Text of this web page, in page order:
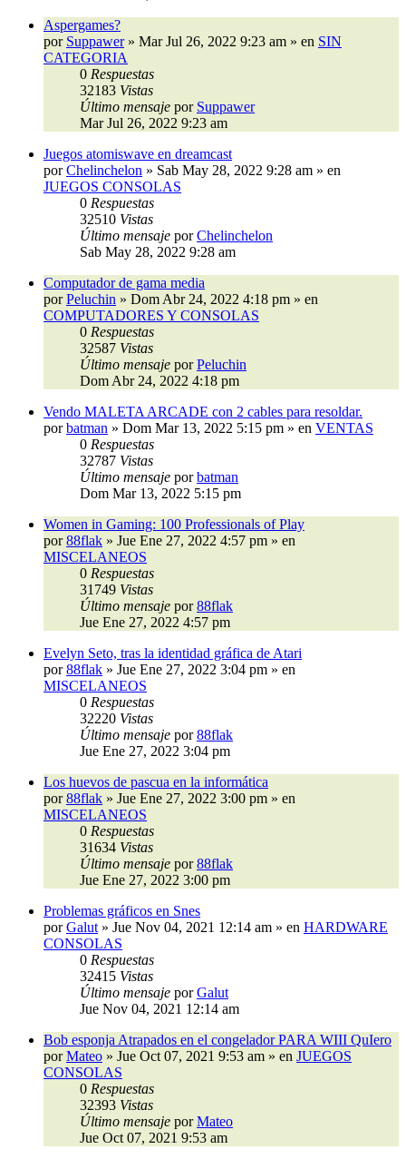
Aspergames?
por Suppawer» Mar Jul 26, 2022 9:23 am » en SIN
CATEGORIA
0 Respuestas
32183 Vistas
Último mensaje por Suppawer
Mar Jul 26, 2022 9:23 am
Juegos atomiswave en dreamcast
porChelinchelon » Sab May 28, 2022 9:28 am » en
JUEGOS CONSOLAS
0 Respuestas
32510 Vistas
Último mensaje porChelinchelon
Sab May 28, 2022 9:28 am
Computador de gama media
porPeluchin » Dom Abr 24, 2022 4:18 pm » en
COMPUTADORES Y CONSOLAS
0 Respuestas
32587 Vistas
Último mensaje porPeluchin
Dom Abr 24, 2022 4:18 pm
Vendo MALETA ARCADE con 2 cables para resoldar.
porbatman » Dom Mar 13, 2022 5:15 pm » en VENTAS
0 Respuestas
32787 Vistas
Último mensaje porbatman
Dom Mar 13, 2022 5:15 pm
Women in Gaming: 100 Professionals of Play
por88flak » Jue Ene 27, 2022 4:57 pm » en
MISCELANEOS
0 Respuestas
31749 Vistas
Último mensaje por88flak
Jue Ene 27, 2022 4:57 pm
Evelyn Seto, tras la identidad gráfica de Atari
por88flak » Jue Ene 27, 2022 3:04 pm » en
MISCELANEOS
0 Respuestas
32220 Vistas
Último mensaje por88flak
Jue Ene 27, 2022 3:04 pm
Los huevos de pascua en la informática
por88flak » Jue Ene 27, 2022 3:00 pm » en
MISCELANEOS
0 Respuestas
31634 Vistas
Último mensaje por88flak
Jue Ene 27, 2022 3:00 pm
Problemas gráficos en Snes
porGalut » Jue Nov 04, 2021 12:14 am » en HARDWARE
CONSOLAS
0 Respuestas
32415 Vistas
Último mensaje porGalut
Jue Nov 04, 2021 12:14 am
Bob esponja Atrapados en el congelador PARA WIII QuIero
porMateo » Jue Oct 07, 2021 9:53 am » en JUEGOS
CONSOLAS
0 Respuestas
32393 Vistas
Último mensaje porMateo
Jue Oct 07, 2021 9:53 am